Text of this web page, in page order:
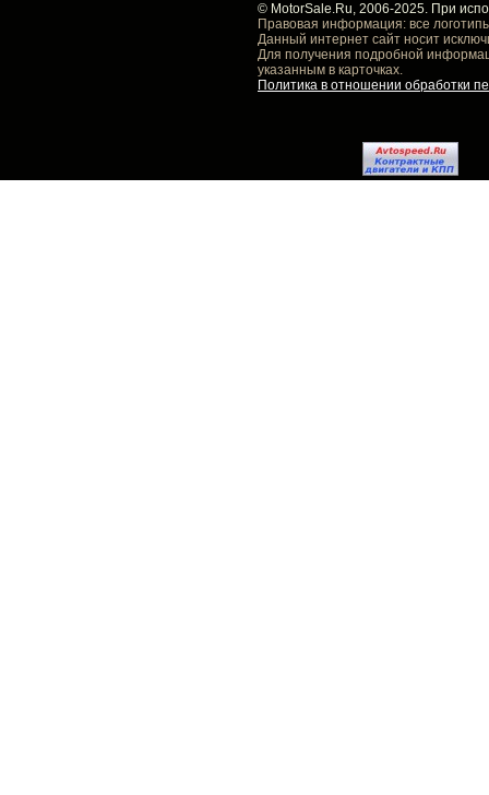
© MotorSale.Ru, 2006-2025. При
Правовая информация: все
Данный интернет сайт носит
Для получения подробной
указанным в карточках.
Политика в отношении обработки